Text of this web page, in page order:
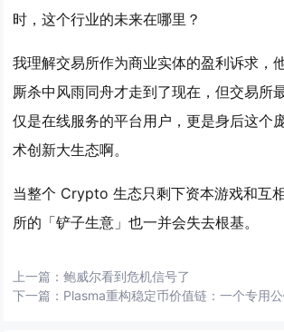
时，这个行业的未来在哪里？
我理解交易所作为商业实体的盈利诉求，
厮杀中风雨同舟才走到了现在，但交易所
仅是在线服务的平台用户，更是身后这个
术创新大生态啊。
当整个 Crypto 生态只剩下资本游戏和
所的「铲子生意」也一并会失去根基。
上一篇：鲍威尔看到危机信号了
下一篇： Plasma重构稳定币价值链：一个专用